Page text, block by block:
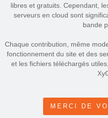
libres et gratuits. Cependant,
serveurs en cloud sont
bande
Chaque contribution, même
fonctionnement du site et des
et les fichiers téléchargés
MERCI DE